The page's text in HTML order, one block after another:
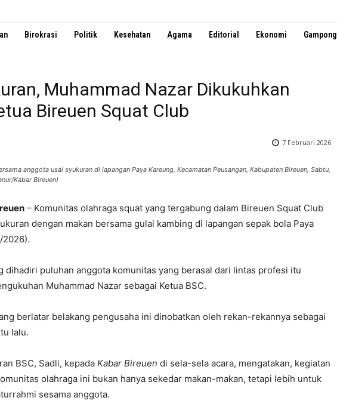
Birokrasi Politik Kesehatan Agama Editorial Ekonomi Gampong
Muhammad Nazar Dikukuhkan
Bireuen Squat Club
7 Februari 2026
anggota usai syukuran di lapangan Paya Kareung, Kecamatan Peusangan, Kabupaten Bireuen, Sabtu,
Kabar Bireuen)
– Komunitas olahraga squat yang tergabung dalam Bireuen Squat Club
dengan makan bersama gulai kambing di lapangan sepak bola Paya
2026).
dihadiri puluhan anggota komunitas yang berasal dari lintas profesi itu
Muhammad Nazar sebagai Ketua BSC.
berlatar belakang pengusaha ini dinobatkan oleh rekan-rekannya sebagai
lalu.
BSC, Sadli, kepada Kabar Bireuen di sela-sela acara, mengatakan, kegiatan
olahraga ini bukan hanya sekedar makan-makan, tetapi lebih untuk
sesama anggota.